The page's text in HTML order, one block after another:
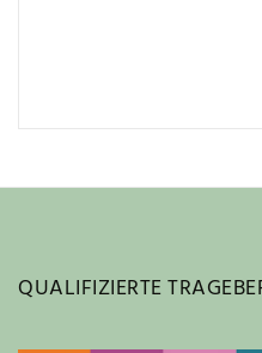
QUALIFIZIERTE